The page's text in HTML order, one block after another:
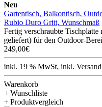
Neu
Gartentisch, Balkontisch,
Rubio Duro Gritt, Wunschmaß
Fertig verschraubte
geliefert) für den Outdoor-
249,00€
inkl. 19 % MwSt, inkl.
Warenkorb
+ Wunschliste
+ Produktvergleich